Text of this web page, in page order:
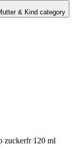
& Kind category
zuckerfr 120 ml